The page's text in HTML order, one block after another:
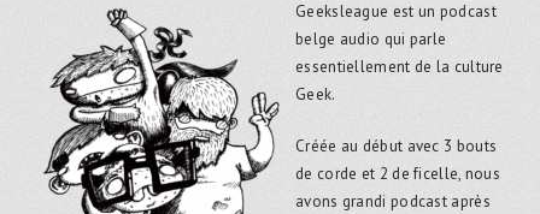
Geeksleague est un podcast
belge audio qui parle
essentiellement de la culture
Geek.
Créée au début avec 3 bouts
de corde et 2 de ficelle, nous
avons grandi podcast après